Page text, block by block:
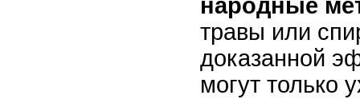
народные
травы или
доказанной
могут только